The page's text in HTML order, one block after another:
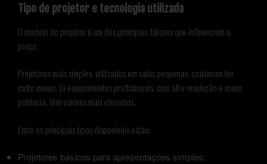
Tipo de projetor e tecnologia utilizada
O modelo do projetor é um dos principais fatores que influenciam o
preço.
Projetores mais simples, utilizados em salas pequenas, costumam ter
custo menor. Já equipamentos profissionais, com alta resolução e maior
potência, têm valores mais elevados.
Entre os principais tipos disponíveis estão:
Projetores básicos para apresentações simples;